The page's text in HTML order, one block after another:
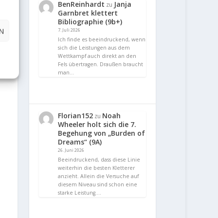
BenReinhardt zu Janja
Garnbret klettert
Bibliographie (9b+)
7. Juli 2026
Ich finde es beeindruckend, wenn
sich die Leistungen aus dem
Wettkampf auch direkt an den
Fels übertragen. Draußen braucht
man…
Florian152 zu Noah
Wheeler holt sich die 7.
Begehung von „Burden of
Dreams“ (9A)
26. Juni 2026
Beeindruckend, dass diese Linie
weiterhin die besten Kletterer
anzieht. Allein die Versuche auf
diesem Niveau sind schon eine
starke Leistung.…